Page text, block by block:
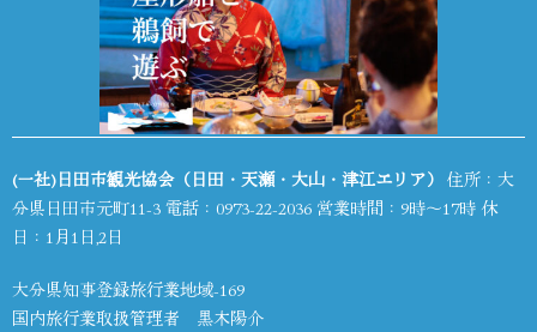
(一社)日田市観光協会（日田・天瀬・大山・津江エリア） 住所：大
分県日田市元町11-3 電話： 0973-22-2036 営業時間：9時～17時 休
日：1月1日,2日
大分県知事登録旅行業地域-169
国内旅行業取扱管理者 黒木陽介